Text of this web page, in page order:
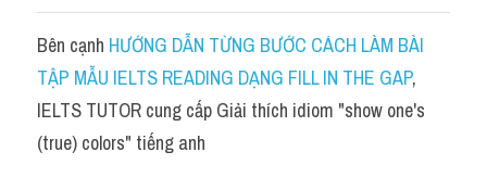
Antonym
Idiom
Grammar
Bên cạnh HƯỚNG DẪN TỪNG BƯỚC CÁCH LÀM BÀI
TẬP MẪU IELTS READING DẠNG FILL IN THE GAP,
IELTS TUTOR cung cấp Giải thích idiom "show one's
(true) colors" tiếng anh